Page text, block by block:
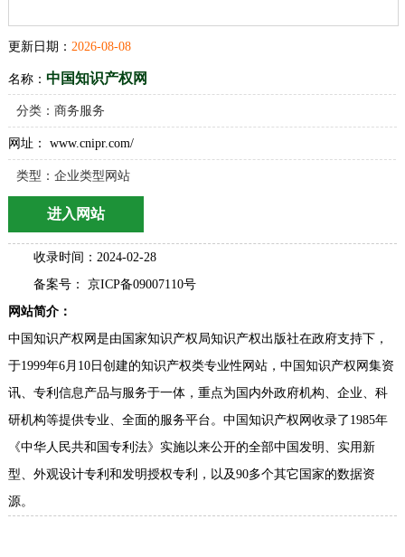
更新日期： 2026-08-08
名称： 中国知识产权网
分类： 商务服务
网址： www.cnipr.com/
类型：企业类型网站
进入网站
收录时间：2024-02-28
备案号： 京ICP备09007110号
网站简介：
中国知识产权网是由国家知识产权局知识产权出版社在政府支持下，
于1999年6月10日创建的知识产权类专业性网站，中国知识产权网集资
讯、专利信息产品与服务于一体，重点为国内外政府机构、企业、科
研机构等提供专业、全面的服务平台。中国知识产权网收录了1985年
《中华人民共和国专利法》实施以来公开的全部中国发明、实用新
型、外观设计专利和发明授权专利，以及90多个其它国家的数据资
源。